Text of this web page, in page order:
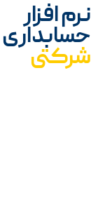
نرم افزار
حسابداری
شرکتی